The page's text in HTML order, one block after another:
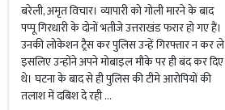
बरेली, अमृत विचार। व्यापारी को गोली मारने के बाद
पप्पू गिरधारी के दोनों भतीजे उत्तराखंड फरार हो गए हैं।
उनकी लोकेशन ट्रैस कर पुलिस उन्हें गिरफ्तार न कर ले
इसलिए उन्होंने अपने मोबाइल मौके पर ही बंद कर दिए
थे। घटना के बाद से ही पुलिस की टीमे आरोपियों की
तलाश में दबिश दे रही …